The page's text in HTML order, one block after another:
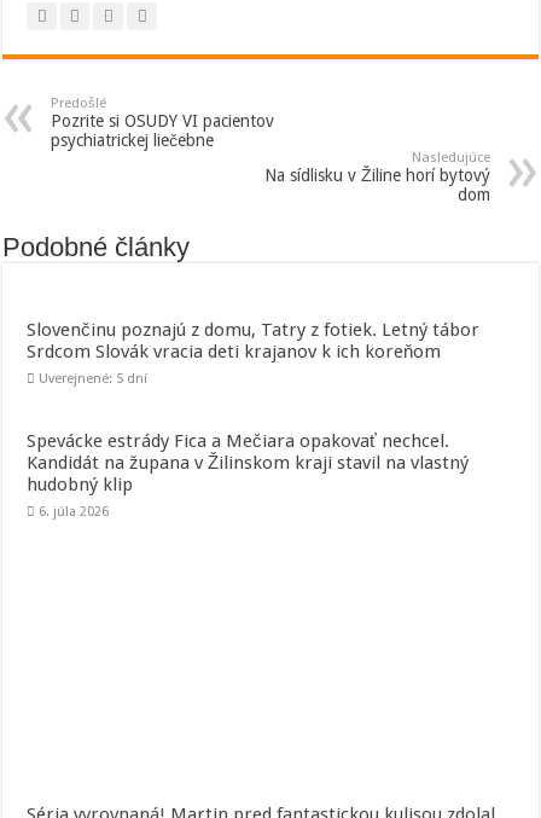
Predošlé
Pozrite si OSUDY VI pacientov
psychiatrickej liečebne
Nasledujúce
Na sídlisku v Žiline horí bytový
dom
Podobné články
Slovenčinu poznajú z domu, Tatry z fotiek. Letný tábor
Srdcom Slovák vracia deti krajanov k ich koreňom
Uverejnené: 5 dní
Spevácke estrády Fica a Mečiara opakovať nechcel.
Kandidát na župana v Žilinskom kraji stavil na vlastný
hudobný klip
6. júla 2026